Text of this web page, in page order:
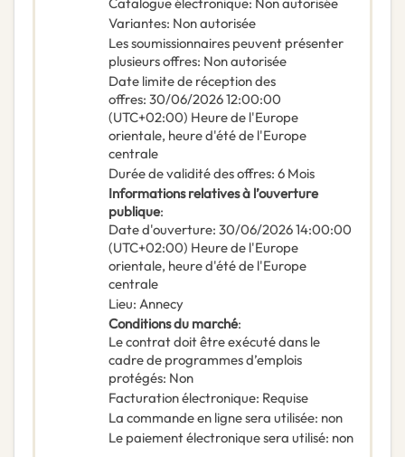
Variantes: Non autorisée
Les soumissionnaires peuvent présenter
plusieurs offres: Non autorisée
Date limite de réception des
offres: 30/06/202612:00:00
(UTC+02:00) Heure de l'Europe
orientale, heure d'été de l'Europe
centrale
Durée de validité des offres: 6 Mois
Informations relatives à l’ouverture
publique:
Date d'ouverture: 30/06/202614:00:00
(UTC+02:00) Heure de l'Europe
orientale, heure d'été de l'Europe
centrale
Lieu: Annecy
Conditions du marché:
Le contrat doit être exécuté dans le
cadre de programmes d’emplois
protégés: Non
Facturation électronique: Requise
La commande en ligne sera utilisée: non
Le paiement électronique sera utilisé: non